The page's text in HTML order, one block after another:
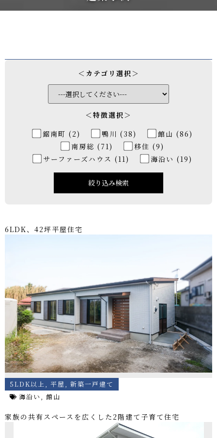
＜カテゴリ選択＞
＜特徴選択＞
鋸南町 (2)
鴨川 (38)
館山 (86)
南房総 (71)
移住 (9)
サーファーズハウス (11)
海沿い (19)
6LDK、42坪平屋住宅
5LDK以上 平屋
新築一戸建て
海沿い
館山
家族の共有スペースを広くした2階建て子育て住宅